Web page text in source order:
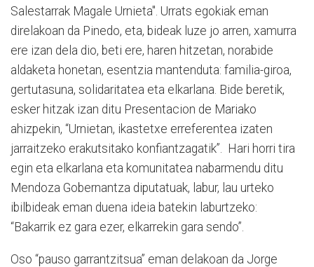
Salestarrak Magale Urnieta". Urrats egokiak eman
direlakoan da Pinedo, eta, bideak luze jo arren, xamurra
ere izan dela dio, beti ere, haren hitzetan, norabide
aldaketa honetan, esentzia mantenduta: familia-giroa,
gertutasuna, solidaritatea eta elkarlana. Bide beretik,
esker hitzak izan ditu Presentacion de Mariako
ahizpekin, “Urnietan, ikastetxe erreferentea izaten
jarraitzeko erakutsitako konfiantzagatik”. Hari horri tira
egin eta elkarlana eta komunitatea nabarmendu ditu
Mendoza Gobernantza diputatuak, labur, lau urteko
ibilbideak eman duena ideia batekin laburtzeko:
“Bakarrik ez gara ezer, elkarrekin gara sendo”.
Oso “pauso garrantzitsua” eman delakoan da Jorge